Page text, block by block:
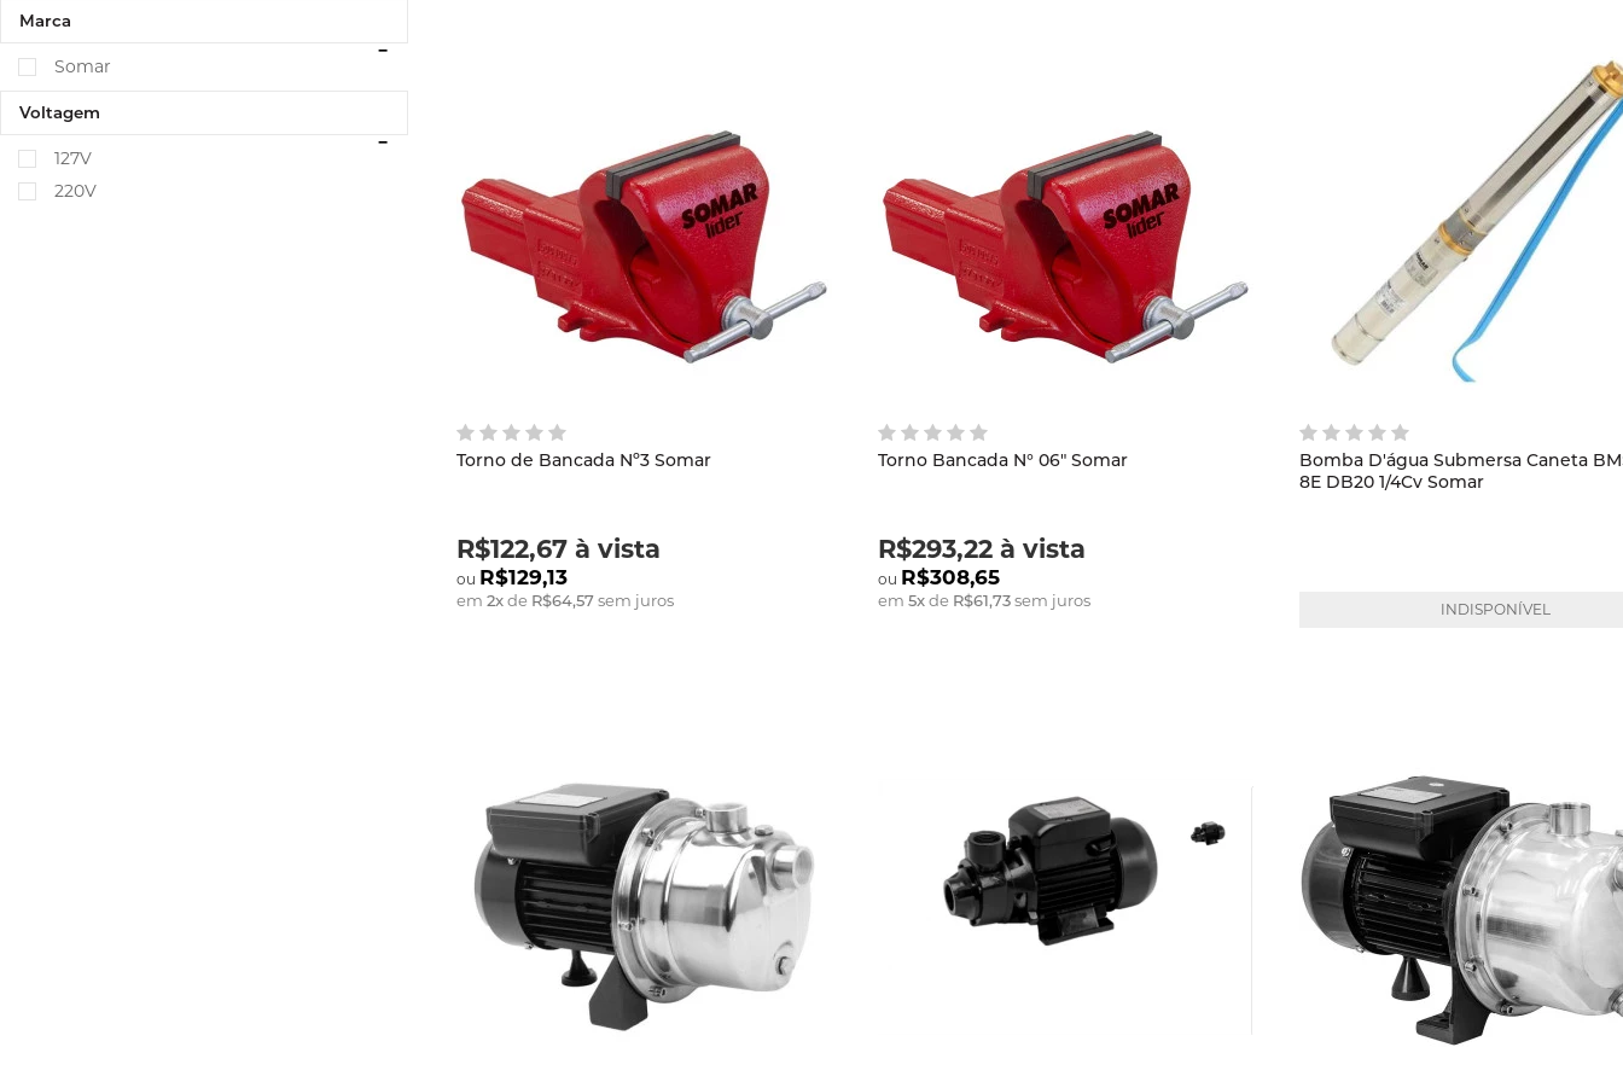
Cliente?
Cadastre-se
Cadastrar
Marca
Somar
Voltagem
127V
220V
Torno de Bancada Nº3 Somar
R$122,67 à vista
R$129,13
em 2xde R$64,57sem juros
Torno Bancada N° 06" Somar
R$293,22 à vista
R$308,65
em 5xde R$61,73sem juros
Bomba D'água Submersa Caneta
8E DB20 1/4Cv Somar
INDISPONÍVEL